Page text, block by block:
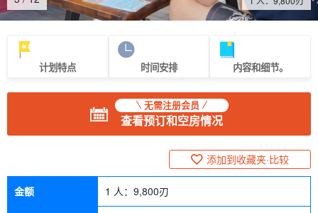
计划特点 时间安排 内容和细节。
无需注册会员
查看预订和空房情况
添加到收藏夹·比较
金额 1 人： 9,800刃